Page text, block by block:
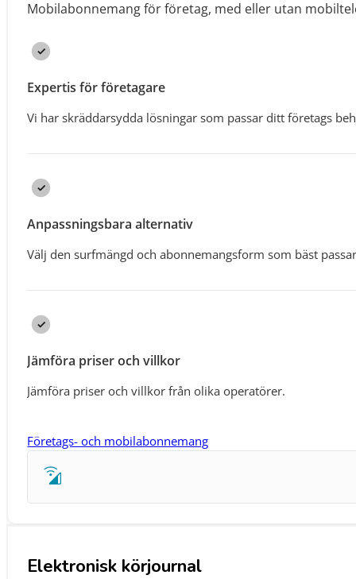
Mobilabonnemang för företag, med eller utan
Expertis för företagare
Vi har skräddarsydda lösningar som passar ditt företags
Anpassningsbara alternativ
Välj den surfmängd och abonnemangsform som bäst
Jämföra priser och villkor
Jämföra priser och villkor från olika operatörer.
Företags- och mobilabonnemang
Elektronisk körjournal